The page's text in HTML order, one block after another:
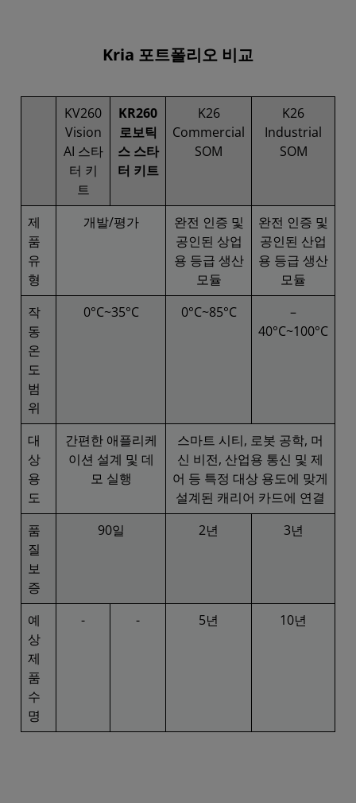
Kria 포트폴리오 비교
KV260
Vision
AI 스타
터 키
트
KR260
로보틱
스 스타
터 키트
K26
Commercial
SOM
K26
Industrial
SOM
제
품
유
형
개발/평가
완전 인증 및
공인된 상업
용 등급 생산
모듈
완전 인증 및
공인된 산업
용 등급 생산
모듈
작
동
온
도
범
위
0°C~35°C 0°C~85°C
–
40°C~100°C
대
상
용
도
간편한 애플리케
이션 설계 및 데
모 실행
스마트 시티, 로봇 공학, 머
신 비전, 산업용 통신 및 제
어 등 특정 대상 용도에 맞게
설계된 캐리어 카드에 연결
품
질
보
증
90일 2년 3년
예
상
제
품
수
명
- - 5년 10년